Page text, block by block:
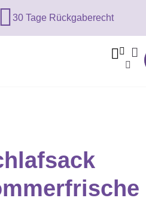
30 Tage Rückgaberecht


